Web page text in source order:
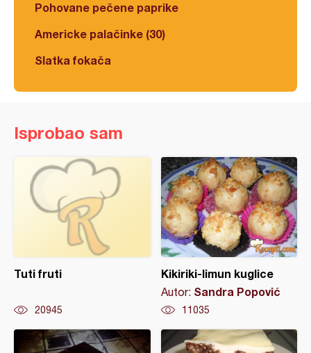
Pohovane pečene paprike
Americke palačinke (30)
Slatka fokača
Isprobao sam
Tuti fruti
20945
Kikiriki-limun kuglice
Autor: Sandra Popović
11035